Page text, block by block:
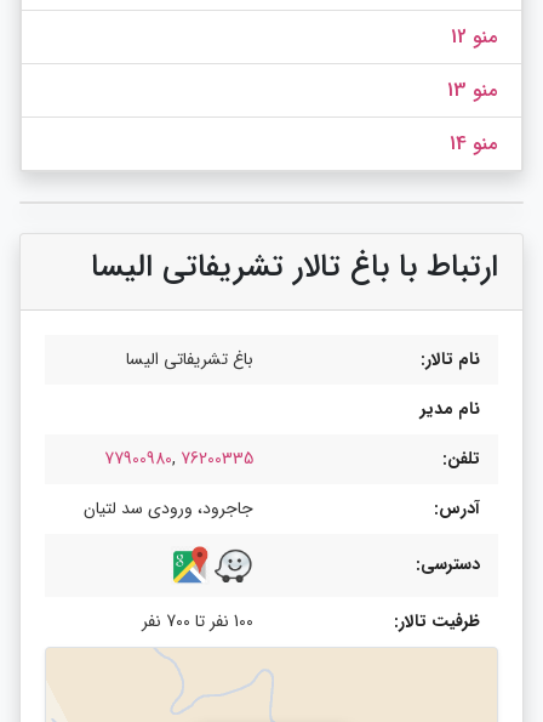
منو 12
منو 13
منو 14
ارتباط با باغ تالار تشریفاتی الیسا
نام تالار:
باغ تشریفاتی الیسا
نام مدیر
تلفن:
76200335
,
77900980
آدرس:
جاجرود، ورودی سد لتیان
دسترسی:
ظرفیت تالار: 100 نفر تا 700 نفر